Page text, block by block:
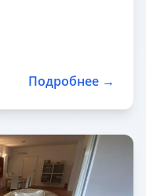
Подробнее →